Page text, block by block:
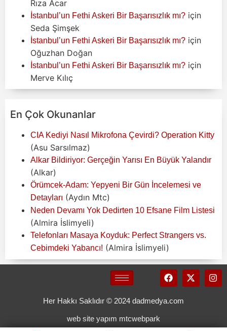
Rıza Acar
İstanbul’un Fethi Askeri Bir Başarısızlık mı? için
Seda Şimşek
İstanbul’un Fethi Askeri Bir Başarısızlık mı? için
Oğuzhan Doğan
İstanbul’un Fethi Askeri Bir Başarısızlık mı? için
Merve Kılıç
En Çok Okunanlar
CIA Kediyi Nasıl Mikrofona Çevirdi? Operation Kitty
(Asu Sarsılmaz)
Alkar Bildiriyor: Gerçeğin Yarısı En Büyük Yalandır
(Alkar)
Örümcek-Adam: Yepyeni Bir Gün İncelemesi ve
Detayları (Aydın Mtc)
Neden Devamı Yok Dedirten 10 Efsane Film Listesi
(Almira İslimyeli)
Telefonları Masaya Koyduk: Perfect Strangers vs.
Cebimdeki Yabancı! (Almira İslimyeli)
Her Hakkı Saklıdır © 2024 dadmedya.com
web site yapım mtcwebpark